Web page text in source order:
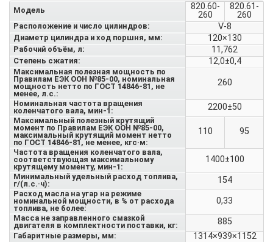
Модель
820.60-
260
820.61-
260
Расположение и число цилиндров: V-8
Диаметр цилиндра и ход поршня, мм: 120×130
Рабочий объём, л: 11,762
Степень сжатия: 12,0±0,4
Максимальная полезная мощность по
Правилам ЕЭК ООН №85-00, номинальная
мощность нетто по ГОСТ 14846-81, не
менее, л.с.:
260
Номинальная частота вращения
коленчатого вала, мин-1:
2200±50
Максимальный полезный крутящий
момент по Правилам ЕЭК ООН №85-00,
максимальный крутящий момент нетто
по ГОСТ 14846-81, не менее, кгс·м:
110 95
Частота вращения коленчатого вала,
соответствующая максимальному
крутящему моменту, мин-1:
1400±100
Минимальный удельный расход топлива,
г/(л.с.·ч):
154
Расход масла на угар на режиме
номинальной мощности, в % от расхода
топлива, не более:
0,33
Масса не заправленного смазкой
двигателя в комплектности поставки, кг:
885
Габаритные размеры, мм: 1314×939×1152